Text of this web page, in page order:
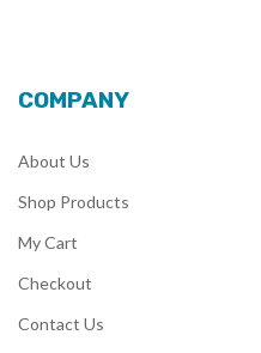
COMPANY
About Us
Shop Products
My Cart
Checkout
Contact Us